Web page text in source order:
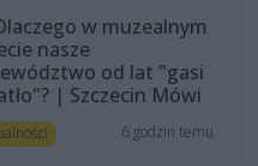
w muzealnym
nasze
od lat "gasi
| Szczecin Mówi
6 godzin temu